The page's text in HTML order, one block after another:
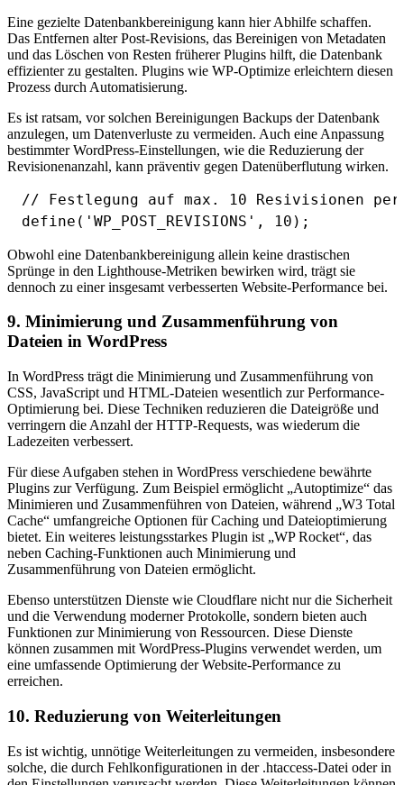
Eine gezielte Datenbankbereinigung kann hier Abhilfe schaffen.
Das Entfernen alter Post-Revisions, das Bereinigen von Metadaten
und das Löschen von Resten früherer Plugins hilft, die Datenbank
effizienter zu gestalten. Plugins wie WP-Optimize erleichtern diesen
Prozess durch Automatisierung.
Es ist ratsam, vor solchen Bereinigungen Backups der Datenbank
anzulegen, um Datenverluste zu vermeiden. Auch eine Anpassung
bestimmter WordPress-Einstellungen, wie die Reduzierung der
Revisionenanzahl, kann präventiv gegen Datenüberflutung wirken.
// Festlegung auf max. 10 Resivisionen per
Obwohl eine Datenbankbereinigung allein keine drastischen
Sprünge in den Lighthouse-Metriken bewirken wird, trägt sie
dennoch zu einer insgesamt verbesserten Website-Performance bei.
9. Minimierung und Zusammenführung von
Dateien in WordPress
In WordPress trägt die Minimierung und Zusammenführung von
CSS, JavaScript und HTML-Dateien wesentlich zur Performance-
Optimierung bei. Diese Techniken reduzieren die Dateigröße und
verringern die Anzahl der HTTP-Requests, was wiederum die
Ladezeiten verbessert.
Für diese Aufgaben stehen in WordPress verschiedene bewährte
Plugins zur Verfügung. Zum Beispiel ermöglicht „Autoptimize“ das
Minimieren und Zusammenführen von Dateien, während „W3 Total
Cache“ umfangreiche Optionen für Caching und Dateioptimierung
bietet. Ein weiteres leistungsstarkes Plugin ist „WP Rocket“, das
neben Caching-Funktionen auch Minimierung und
Zusammenführung von Dateien ermöglicht.
Ebenso unterstützen Dienste wie Cloudflare nicht nur die Sicherheit
und die Verwendung moderner Protokolle, sondern bieten auch
Funktionen zur Minimierung von Ressourcen. Diese Dienste
können zusammen mit WordPress-Plugins verwendet werden, um
eine umfassende Optimierung der Website-Performance zu
erreichen.
10. Reduzierung von Weiterleitungen
Es ist wichtig, unnötige Weiterleitungen zu vermeiden, insbesondere
solche, die durch Fehlkonfigurationen in der .htaccess-Datei oder in